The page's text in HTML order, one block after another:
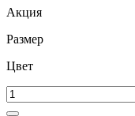
Акция
Размер
Цвет